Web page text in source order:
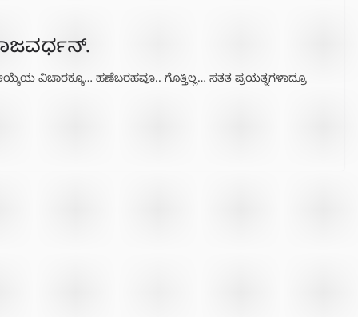
ಆಯ್ಕೆಯ ವಿಚಾರಕ್ಕೂ… ಹಣೆಬರಹವೂ.. ಗೊತ್ತಿಲ್ಲ… ಸತತ ಪ್ರಯತ್ನಗಳಾದ್ರೂ